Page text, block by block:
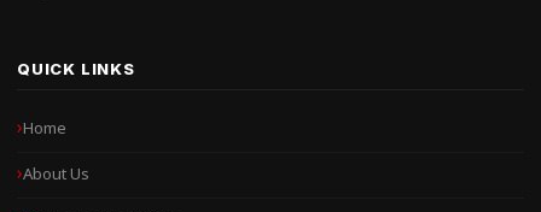
QUICK LINKS
Home
About Us